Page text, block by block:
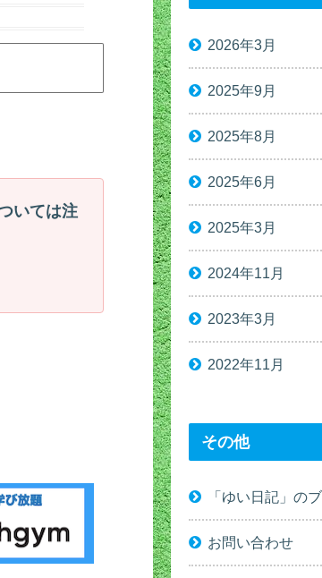
いては注
2026年3月
2025年9月
2025年8月
2025年6月
2025年3月
2024年11月
2023年3月
2022年11月
その他
「ゆい日記」の
お問い合わせ